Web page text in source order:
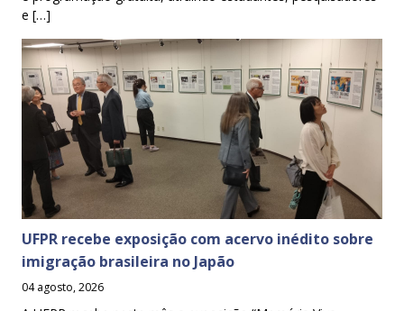
e […]
UFPR recebe exposição com acervo inédito sobre
imigração brasileira no Japão
04 agosto, 2026